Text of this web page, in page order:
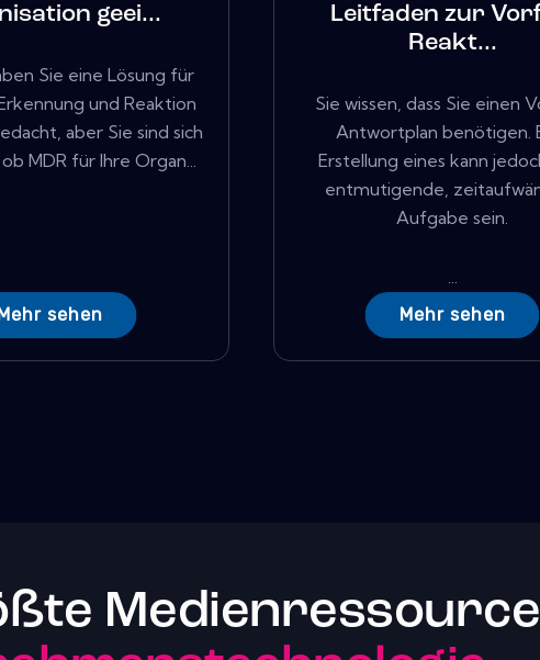
geei...
Sie eine Lösung für
und Reaktion
aber Sie sind sich
MDR für Ihre Organ...
sehen
Leitfaden zur
Reakt...
Sie wissen, dass Sie einen
Antwortplan benötigen.
Erstellung eines kann
entmutigende,
Aufgabe sein.
...
Mehr sehen